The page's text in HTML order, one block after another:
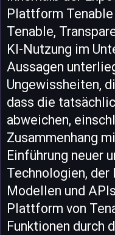
Plattform Tenable
Tenable,
KI-Nutzung im
Aussagen
Ungewissheiten,
dass die
abweichen,
Zusammenhang
Einführung neuer
Technologien, der
Modellen und
Plattform von
Funktionen durch